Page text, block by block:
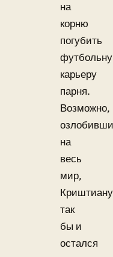
на
корню
погубить
карьеру
парня.
Возможно,
на
весь
мир,
Криштиану
так
бы и
остался